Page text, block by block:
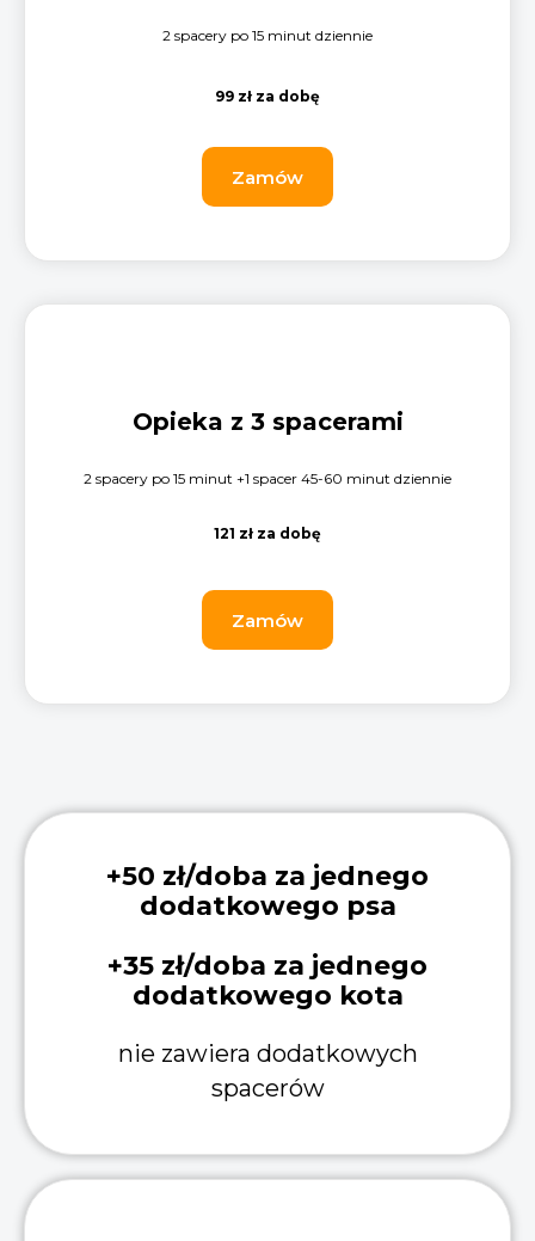
2 spacery po 15 minut dziennie
99 zł za dobę
Zamów
Opieka z 3 spacerami
2 spacery po 15 minut +1 spacer 45-60 minut dziennie
121 zł za dobę
Zamów
+50 zł/doba za jednego
dodatkowego psa
+35 zł/doba za jednego
dodatkowego kota
nie zawiera dodatkowych
spacerów